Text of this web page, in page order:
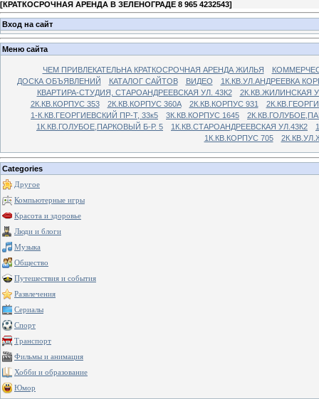
[КРАТКОСРОЧНАЯ АРЕНДА В ЗЕЛЕНОГРАДЕ 8 965 4232543]
Вход на сайт
Меню сайта
ЧЕМ ПРИВЛЕКАТЕЛЬНА КРАТКОСРОЧНАЯ АРЕНДА ЖИЛЬЯ
ДОСКА ОБЪЯВЛЕНИЙ
КАТАЛОГ САЙТОВ ВИДЕО
1К.КВ.УЛ.АНДРЕЕВКА
КВАРТИРА-СТУДИЯ, СТАРОАНДРЕЕВСКАЯ УЛ. 43К2
2К.КВ.ЖИЛИНСКАЯ
2К.КВ.КОРПУС 353
2К.КВ.КОРПУС 360А 2К.КВ.КОРПУС 931
1-К.КВ.ГЕОРГИЕВСКИЙ ПР-Т, 33к5
3К.КВ.КОРПУС 1645
1К.КВ.ГОЛУБОЕ,ПАРКОВЫЙ Б-Р. 5
1К.КВ.СТАРОАНДРЕЕВСКАЯ УЛ.43К2
1К.КВ.КОРПУС 705
Categories
Другое
Компьютерные игры
Красота и здоровье
Люди и блоги
Музыка
Общество
Путешествия и события
Развлечения
Сериалы
Спорт
Транспорт
Фильмы и анимация
Хобби и образование
Юмор